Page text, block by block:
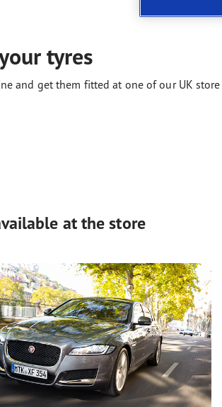
tyres
and get them fitted at one of our UK store
at the store